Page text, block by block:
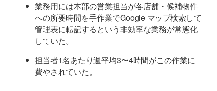
業務用には本部の営業担当が各店舗・候補物件
への所要時間を手作業でGoogle マップ検索して
管理表に転記するという非効率な業務が常態化
していた。
担当者1名あたり週平均3〜4時間がこの作業に
費やされていた。